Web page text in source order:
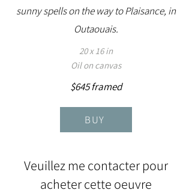
sunny spells on the way to Plaisance, in
Outaouais.
20 x 16 in
Oil on canvas
$645 framed
BUY
Veuillez me contacter pour
acheter cette oeuvre